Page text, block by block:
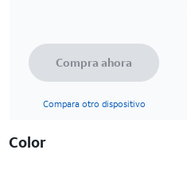
Compra ahora
Compara otro dispositivo
Color